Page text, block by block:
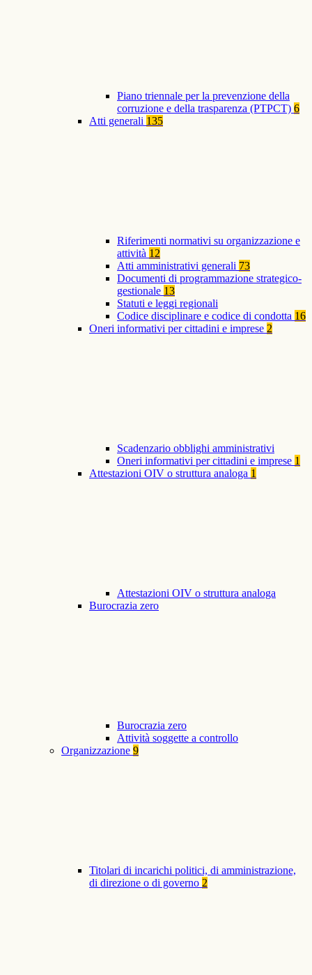
Piano triennale per la prevenzione della
corruzione e della trasparenza (PTPCT) 6
Atti generali 135
Riferimenti normativi su organizzazione e
attività 12
Atti amministrativi generali 73
Documenti di programmazione strategico-
gestionale 13
Statuti e leggi regionali
Codice disciplinare e codice di condotta 16
Oneri informativi per cittadini e imprese 2
Scadenzario obblighi amministrativi
Oneri informativi per cittadini e imprese 1
Attestazioni OIV o struttura analoga 1
Attestazioni OIV o struttura analoga
Burocrazia zero
Burocrazia zero
Attività soggette a controllo
Organizzazione 9
Titolari di incarichi politici, di amministrazione,
di direzione o di governo 2